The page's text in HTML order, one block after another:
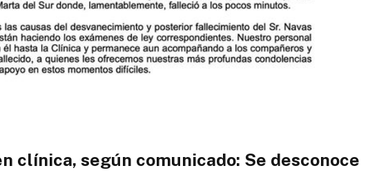
clínica, según comunicado: Se desconoce